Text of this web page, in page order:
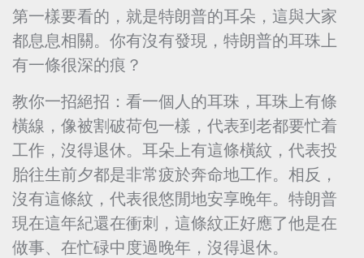
第一樣要看的，就是特朗普的耳朵，這與大家
都息息相關。你有沒有發現，特朗普的耳珠上
有一條很深的痕？
教你一招絕招：看一個人的耳珠，耳珠上有條
橫線，像被割破荷包一樣，代表到老都要忙着
工作，沒得退休。耳朵上有這條橫紋，代表投
胎往生前夕都是非常疲於奔命地工作。相反，
沒有這條紋，代表很悠閒地安享晚年。特朗普
現在這年紀還在衝刺，這條紋正好應了他是在
做事、在忙碌中度過晚年，沒得退休。